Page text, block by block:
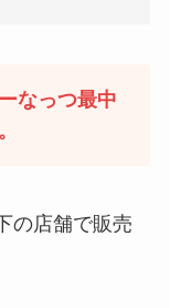
なっつ最中
の店舗で販売